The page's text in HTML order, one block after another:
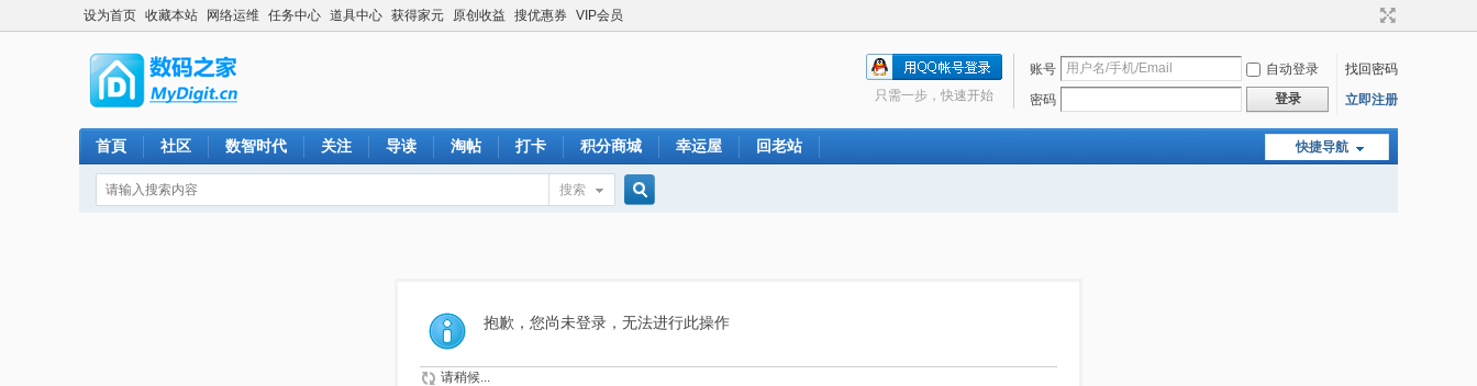
设为首页 收藏本站 网络运维 任务中心 道具中心 获得家元 原创收益 搜优惠券 VIP会员
账号 自动登录
找回密码
密码
登录 立即注册
只需一步，快速开始
快捷导航
首頁 社区 数智时代 关注 导读 淘帖 打卡 积分商城 幸运屋 回老站
搜索
索
抱歉，您尚未登录，无法进行此操作
请稍候...